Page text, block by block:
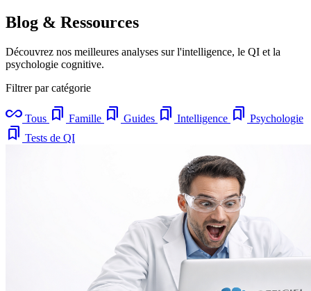
Blog & Ressources
Découvrez nos meilleures analyses sur l'intelligence, le QI et la
psychologie cognitive.
Filtrer par catégorie
all_inclusive Tous bookmarks Famille bookmarks Guides bookmarks Intelligence bookmarks Psychologie
bookmarks Tests de QI